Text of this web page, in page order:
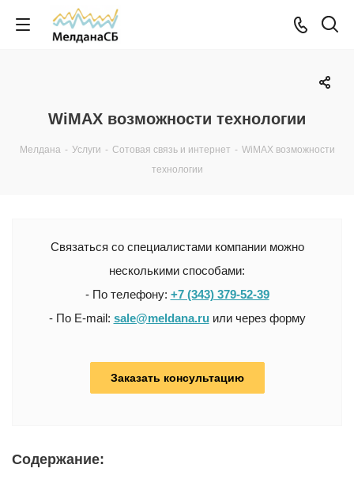
WiMAX возможности технологии
Мелдана - Услуги - Сотовая связь и интернет - WiMAX возможности
технологии
Связаться со специалистами компании можно
несколькими способами:
- По телефону: +7 (343) 379-52-39
- По E-mail: sale@meldana.ruили через форму
Заказать консультацию
Содержание: